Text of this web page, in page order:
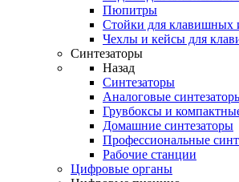
Пюпитры
Стойки для клавишных
Чехлы и кейсы для
Синтезаторы
Назад
Синтезаторы
Аналоговые
Грувбоксы и
Домашние синтезаторы
Профессиональные
Рабочие станции
Цифровые органы